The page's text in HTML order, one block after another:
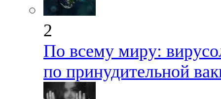
2
По всему миру:
по принудительной